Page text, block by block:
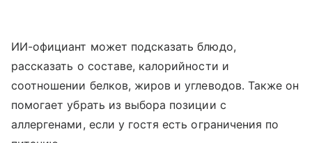
ИИ-официант может подсказать блюдо,
рассказать о составе, калорийности и
соотношении белков, жиров и углеводов. Также он
помогает убрать из выбора позиции с
аллергенами, если у гостя есть ограничения по